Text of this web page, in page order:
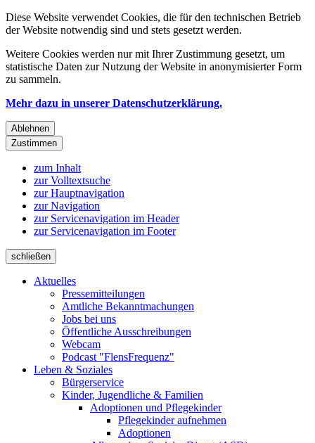
Diese Website verwendet Cookies, die für den technischen Betrieb
der Website notwendig sind und stets gesetzt werden.
Weitere Cookies werden nur mit Ihrer Zustimmung gesetzt, um
statistische Daten zur Nutzung der Website in anonymisierter Form
zu sammeln.
Mehr dazu in unserer Datenschutzerklärung.
Ablehnen
Zustimmen
zum Inhalt
zur Volltextsuche
zur Hauptnavigation
zur Navigation
zur Servicenavigation im Header
zur Servicenavigation im Footer
schließen
Aktuelles
Pressemitteilungen
Amtliche Bekanntmachungen
Jobs bei uns
Öffentliche Ausschreibungen
Webcam
Podcast "FlensFrequenz"
Leben & Soziales
Bürgerservice
Kinder, Jugendliche & Familien
Adoptionen und Pflegekinder
Pflegekinder aufnehmen
Adoptionen